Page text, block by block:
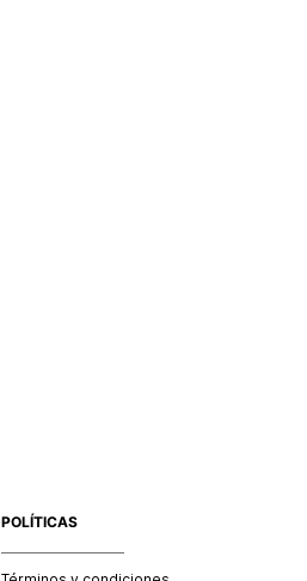
POLÍTICAS